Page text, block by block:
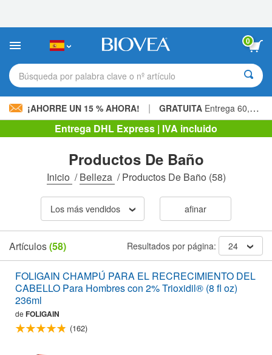
sitio
incluye
sistema
de
0
Búsqueda por palabra clave o nº artículo
¡AHORRE UN 15 % AHORA! | GRATUITA Entrega 60,00 € »
Entrega DHL Express | IVA incluido
Productos De Baño
Inicio /Belleza /Productos De Baño (58)
Los más vendidos afinar
Artículos(58) Resultados por página: 24
FOLIGAIN CHAMPÚ PARA EL RECRECIMIENTO DEL
CABELLO Para Hombres con 2% Trioxidil® (8 fl oz)
236ml
de FOLIGAIN
(162)